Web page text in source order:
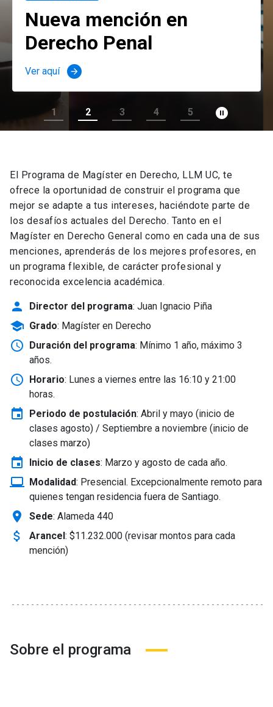
Nueva mención en
Derecho Penal
Ver aquí arrow_forward
1 2 3 4 5 pause_circle_filled
El Programa de Magíster en Derecho, LLM UC, te
ofrece la oportunidad de construir el programa que
mejor se adapte a tus intereses, haciéndote parte de
los desafíos actuales del Derecho. Tanto en el
Magíster en Derecho General como en cada una de sus
menciones, aprenderás de los mejores profesores, en
un programa flexible, de carácter profesional y
reconocida excelencia académica.
person Director del programa: Juan Ignacio Piña
school Grado: Magíster en Derecho
schedule Duración del programa: Mínimo 1 año, máximo 3
años.
schedule Horario: Lunes a viernes entre las 16:10 y 21:00
horas.
event Periodo de postulación: Abril y mayo (inicio de
clases agosto) / Septiembre a noviembre (inicio de
clases marzo)
event Inicio de clases: Marzo y agosto de cada año.
laptop_windows Modalidad: Presencial. Excepcionalmente remoto para
quienes tengan residencia fuera de Santiago.
location_on Sede: Alameda 440
attach_money Arancel: $11.232.000 (revisar montos para cada
mención)
Sobre el programa